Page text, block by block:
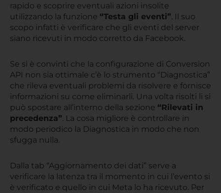
rapido e scoprire eventuali azioni insolite
utilizzando la funzione “Testa gli eventi”. Il suo
scopo infatti è verificare che gli eventi del server
siano ricevuti in modo corretto da Facebook.
Se si è convinti che la configurazione di Conversion
API non sia ottimale c’è lo strumento “Diagnostica”
che rileva eventuali problemi da risolvere e fornisce
informazioni su come eliminarli. Una volta risolti li si
può spostare all’interno della sezione “Rilevati in
precedenza”. La cosa migliore è controllare in
modo periodico la Diagnostica in modo che non
sfugga nulla.
Dalla tab “Aggiornamento dei dati” serve a
verificare la latenza tra il momento in cui l’evento si
è verificato e quello in cui Meta lo ha ricevuto. Per